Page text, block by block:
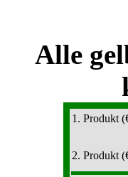
Alle
1. Produkt
2. Produkt